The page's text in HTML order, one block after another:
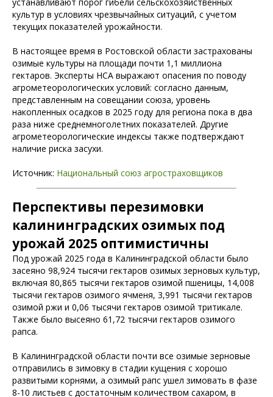
культур в условиях чрезвычайных ситуаций, с учетом
текущих показателей урожайности.
В настоящее время в Ростовской области застрахованы
озимые культуры на площади почти 1,1 миллиона
гектаров. Эксперты НСА выражают опасения по поводу
агрометеорологических условий: согласно данным,
представленным на совещании союза, уровень
накопленных осадков в 2025 году для региона пока в два
раза ниже среднемноголетних показателей. Другие
агрометеорологические индексы также подтверждают
наличие риска засухи.
Источник: Национальный союз агростраховщиков
Перспективы перезимовки
калининградских озимых под
урожай 2025 оптимистичны
Под урожай 2025 года в Калининградской области было
засеяно 98,924 тысячи гектаров озимых зерновых культур,
включая 80,865 тысячи гектаров озимой пшеницы, 14,008
тысячи гектаров озимого ячменя, 3,991 тысячи гектаров
озимой ржи и 0,06 тысячи гектаров озимой тритикале.
Также было высеяно 61,72 тысячи гектаров озимого
рапса.
В Калининградской области почти все озимые зерновые
отправились в зимовку в стадии кущения с хорошо
развитыми корнями, а озимый рапс ушел зимовать в фазе
8-10 листьев с достаточным количеством сахаром, в